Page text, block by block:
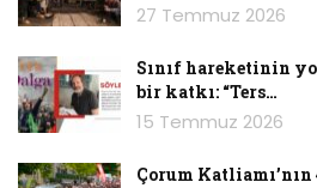
27 Temmuz 2026
Sınıf hareketinin
bir katkı: “Ters…
15 Temmuz 2026
Çorum